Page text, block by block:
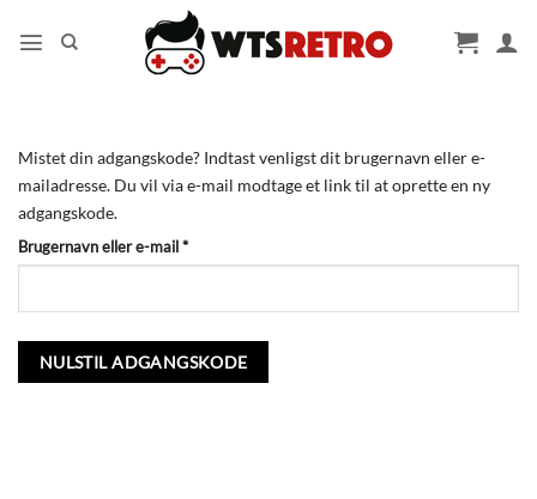
Mistet din adgangskode? Indtast venligst dit brugernavn eller e-
mailadresse. Du vil via e-mail modtage et link til at oprette en ny
adgangskode.
Brugernavn eller e-mail*Påkrævet
NULSTIL ADGANGSKODE